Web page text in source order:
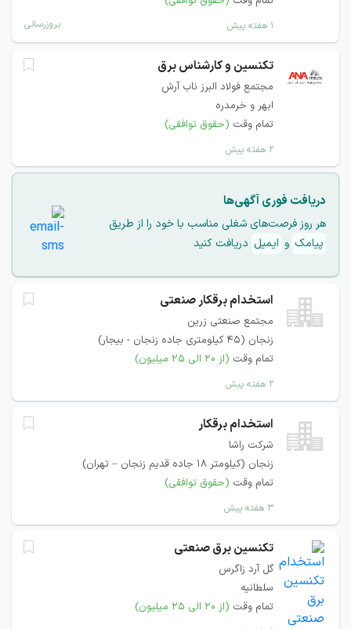
۱ هفته پیش بروزرسانی
تکنسین و کارشناس برق
مجتمع فولاد البرز ناب آرش
ابهر و خرمدره
تمام وقت (حقوق توافقی)
۲ هفته پیش
دریافت فوری آگهی‌ها
هر روز فرصت‌های شغلی مناسب با خود را از طریق
پیامک و ایمیل دریافت کنید
استخدام برقکار صنعتی
مجتمع صنعتی زرین
زنجان (۴۵ کیلومتری جاده زنجان - بیجار)
تمام وقت (از ۲۰ الی ۲۵ میلیون)
۲ هفته پیش
استخدام برقکار
شرکت راشا
زنجان (کيلومتر 18 جاده قدیم زنجان – تهران)
تمام وقت (حقوق توافقی)
۳ هفته پیش
تکنسین برق صنعتی
گل آرد زاگرس
سلطانیه
تمام وقت (از ۲۰ الی ۲۵ میلیون)